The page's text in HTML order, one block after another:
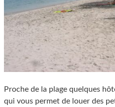
Proche de la plage quelques
qui vous permet de louer des